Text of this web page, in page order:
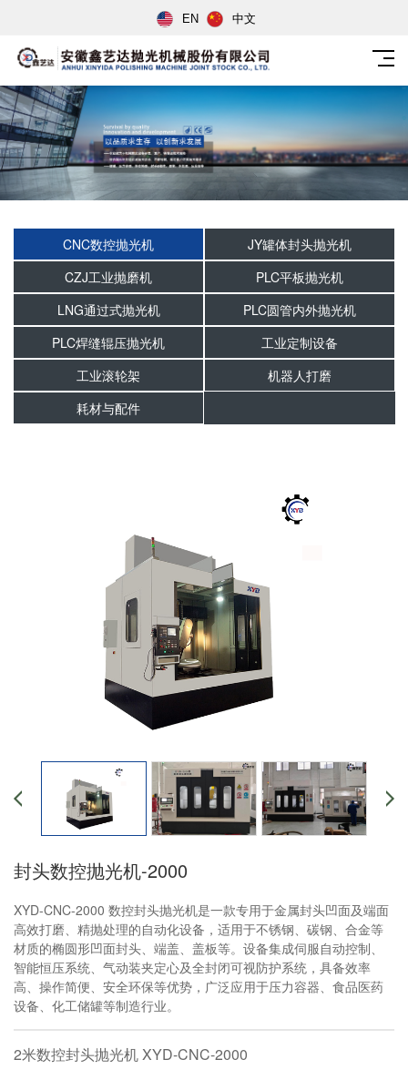
EN 中文
CNC数控抛光机
JY罐体封头抛光机
CZJ工业抛磨机
PLC平板抛光机
LNG通过式抛光机
PLC圆管内外抛光机
PLC焊缝辊压抛光机
工业定制设备
工业滚轮架
机器人打磨
耗材与配件
封头数控抛光机-2000
XYD-CNC-2000 数控封头抛光机是一款专用于金属封头凹面及端面
高效打磨、精抛处理的自动化设备，适用于不锈钢、碳钢、合金等
材质的椭圆形凹面封头、端盖、盖板等。设备集成伺服自动控制、
智能恒压系统、气动装夹定心及全封闭可视防护系统，具备效率
高、操作简便、安全环保等优势，广泛应用于压力容器、食品医药
设备、化工储罐等制造行业。
2米数控封头抛光机 XYD-CNC-2000